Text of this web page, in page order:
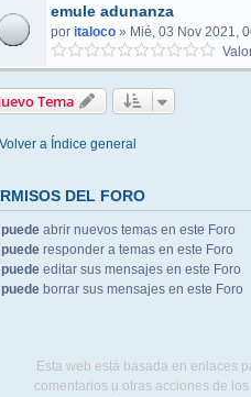
emule adunanza
por italoco» Mié, 03 Nov 2021,
Tema
Volver a Índice general
DEL FORO
puedeabrir nuevos temas en este Foro
puederesponder a temas en este Foro
puedeeditar sus mensajes en este Foro
puedeborrar sus mensajes en este Foro
Esta web está basada en enlaces
comentarios u otras acciones de